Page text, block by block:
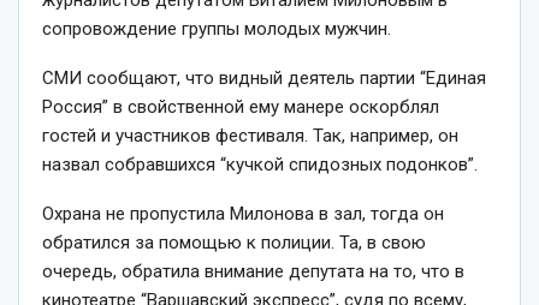
сопровождение группы молодых мужчин.
СМИ сообщают, что видный деятель партии “Единая
Россия” в свойственной ему манере оскорблял
гостей и участников фестиваля. Так, например, он
назвал собравшихся “кучкой спидозных подонков”.
Охрана не пропустила Милонова в зал, тогда он
обратился за помощью к полиции. Та, в свою
очередь, обратила внимание депутата на то, что в
кинотеатре “Варшавский экспресс”, судя по всему,